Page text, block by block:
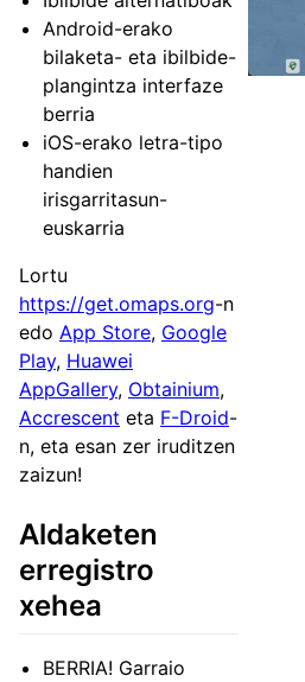
Android-erako
bilaketa- eta ibilbide-
plangintza interfaze
berria
iOS-erako letra-tipo
handien
irisgarritasun-
euskarria
Lortu
https://get.omaps.org-n
edo App Store, Google
Play, Huawei
AppGallery, Obtainium,
Accrescent eta F-Droid-
n, eta esan zer iruditzen
zaizun!
Aldaketen
erregistro
xehea
BERRIA! Garraio